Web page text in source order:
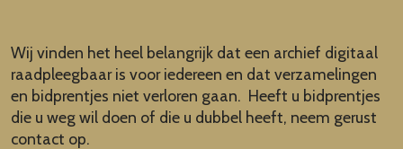
Wij vinden het heel belangrijk dat een archief digitaal
raadpleegbaar is voor iedereen en dat verzamelingen
en bidprentjes niet verloren gaan. Heeft u bidprentjes
die u weg wil doen of die u dubbel heeft, neem gerust
contact op.